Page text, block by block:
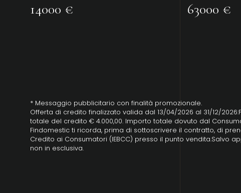
14000 € 63000 €
* Messaggio pubblicitario con finalità promozionale.
Offerta di credito finalizzato valida dal 13/04/2026 al 31/12/
totale del credito € 4.000,00. Importo totale dovuto dal
Findomestic ti ricorda, prima di sottoscrivere il contratto, di
Credito ai Consumatori (IEBCC) presso il punto vendita.Salvo
non in esclusiva.